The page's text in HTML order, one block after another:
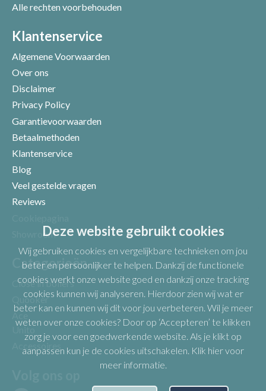
Uw beoordeling
Alle rechten voorbehouden
Klantenservice
Algemene Voorwaarden
Over ons
Disclaimer
Privacy Policy
Garantievoorwaarden
Betaalmethoden
Klantenservice
Blog
Veel gestelde vragen
Reviews
Showroom
Categorieën
Close in boilers
Quooker
Deze website gebruikt cookies
Wij gebruiken cookies en vergelijkbare technieken om jou
beter en persoonlijker te helpen. Dankzij de functionele
cookies werkt onze website goed en dankzij onze tracking
cookies kunnen wij analyseren. Hierdoor zien wij wat er
beter kan en kunnen wij dit voor jou verbeteren. Wil je meer
weten over onze cookies? Door op ‘Accepteren’ te klikken
zorg je voor een goedwerkende website. Als je klikt op
aanpassen kun je de cookies uitschakelen. Klik hier voor
meer informatie